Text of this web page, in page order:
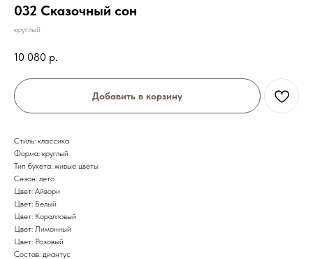
032 Сказочный сон
круглый
10 080 р.
Добавить в корзину
Стиль: классика
Форма: круглый
Тип букета: живые цветы
Сезон: лето
Цвет: Айвори
Цвет: Белый
Цвет: Коралловый
Цвет: Лимонный
Цвет: Розовый
Состав: диантус